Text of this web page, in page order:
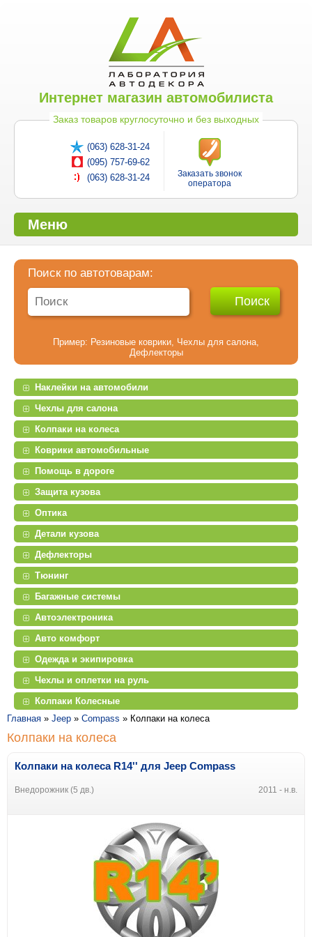
Интернет магазин автомобилиста
Заказ товаров круглосуточно и без выходных
(063) 628-31-24
(095) 757-69-62
(063) 628-31-24
Заказать звонок
оператора
Меню
Поиск по автотоварам:
Пример: Резиновые коврики Чехлы для салона
Дефлекторы
Наклейки на автомобили
Чехлы для салона
Колпаки на колеса
Коврики автомобильные
Помощь в дороге
Защита кузова
Оптика
Детали кузова
Дефлекторы
Тюнинг
Багажные системы
Автоэлектроника
Авто комфорт
Одежда и экипировка
Чехлы и оплетки на руль
Колпаки Колесные
Главная » Jeep » Compass » Колпаки на колеса
Колпаки на колеса
Колпаки на колеса R14'' для Jeep Compass
Внедорожник (5 дв.) 2011 - н.в.